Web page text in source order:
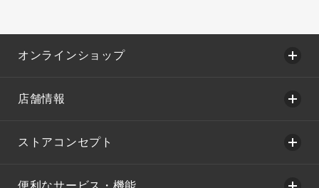
オンラインショップ
店舗情報
ストアコンセプト
便利なサービス・機能